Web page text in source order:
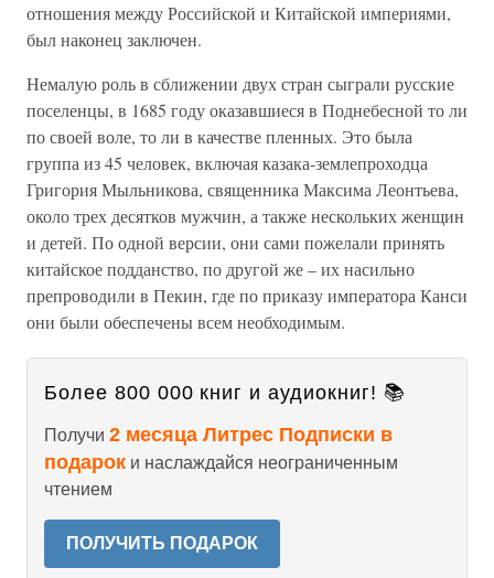
отношения между Российской и Китайской империями,
был наконец заключен.
Немалую роль в сближении двух стран сыграли русские
поселенцы, в 1685 году оказавшиеся в Поднебесной то ли
по своей воле, то ли в качестве пленных. Это была
группа из 45 человек, включая казака-землепроходца
Григория Мыльникова, священника Максима Леонтьева,
около трех десятков мужчин, а также нескольких женщин
и детей. По одной версии, они сами пожелали принять
китайское подданство, по другой же – их насильно
препроводили в Пекин, где по приказу императора Канси
они были обеспечены всем необходимым.
Более 800 000 книг и аудиокниг! 📚
Получи 2 месяца Литрес Подписки в
подарок и наслаждайся неограниченным
чтением
ПОЛУЧИТЬ ПОДАРОК